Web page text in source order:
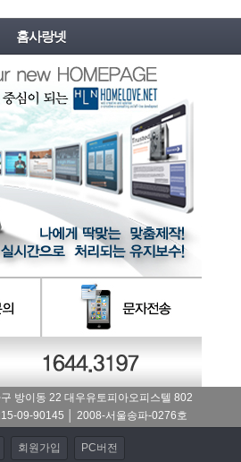
홈사랑넷
방이동 22 대우유토피아오피스텔 802
09-90145 │ 2008-서울송파-0276호
회원가입 PC버전